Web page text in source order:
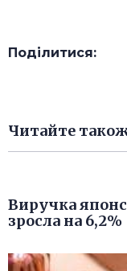
Поділитися:
Читайте
Виручка
зросла на 6,2%